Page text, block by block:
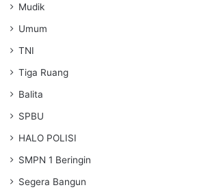
Mudik
Umum
TNI
Tiga Ruang
Balita
SPBU
HALO POLISI
SMPN 1 Beringin
Segera Bangun